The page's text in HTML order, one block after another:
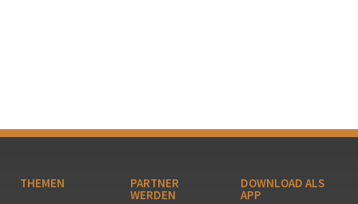
THEMEN PARTNER
WERDEN
DOWNLOAD ALS
APP